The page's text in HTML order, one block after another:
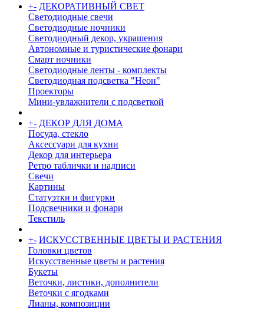
+- ДЕКОРАТИВНЫЙ СВЕТ
Светодиодные свечи
Светодиодные ночники
Светодиодный декор, украшения
Автономные и туристические фонари
Смарт ночники
Светодиодные ленты - комплекты
Светодиодная подсветка "Неон"
Проекторы
Мини-увлажнители с подсветкой
+- ДЕКОР ДЛЯ ДОМА
Посуда, стекло
Аксессуари для кухни
Декор для интерьера
Ретро таблички и надписи
Свечи
Картины
Статуэтки и фигурки
Подсвечники и фонари
Текстиль
+- ИСКУССТВЕННЫЕ ЦВЕТЫ И РАСТЕНИЯ
Головки цветов
Искусственные цветы и растения
Букеты
Веточки, листики, дополнители
Веточки с ягодками
Лианы, композиции